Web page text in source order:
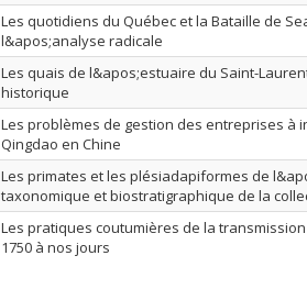
Les quotidiens du Québec et la Bataille de
l&apos;analyse radicale
Les quais de l&apos;estuaire du Saint-
historique
Les problèmes de gestion des entreprises à
Qingdao en Chine
Les primates et les plésiadapiformes de
taxonomique et biostratigraphique de la
Les pratiques coutumières de la
1750 à nos jours